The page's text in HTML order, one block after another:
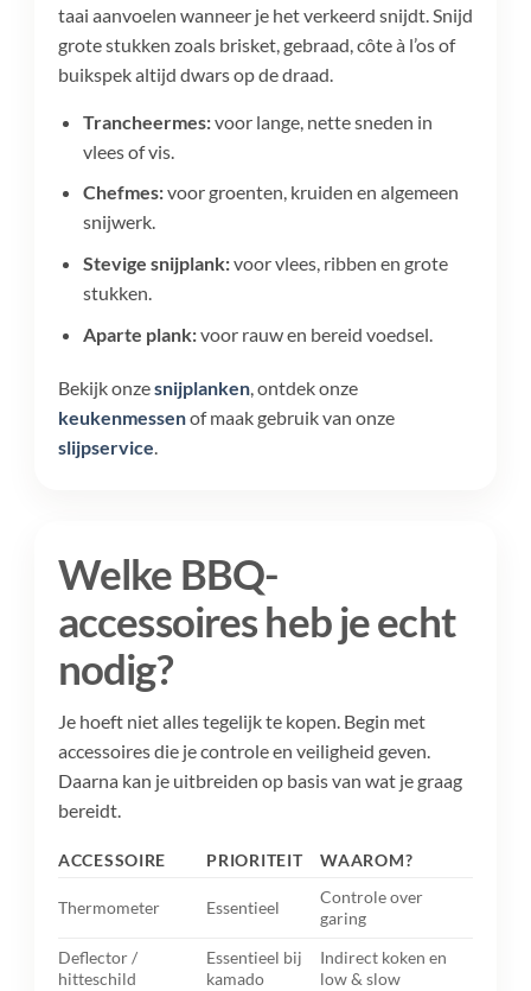
taai aanvoelen wanneer je het verkeerd snijdt. Snijd
grote stukken zoals brisket, gebraad, côte à l’os of
buikspek altijd dwars op de draad.
Trancheermes:voor lange, nette sneden in
vlees of vis.
Chefmes:voor groenten, kruiden en algemeen
snijwerk.
Stevige snijplank:voor vlees, ribben en grote
stukken.
Aparte plank:voor rauw en bereid voedsel.
Bekijk onzesnijplanken, ontdek onze
keukenmessenof maak gebruik van onze
slijpservice.
Welke BBQ-
accessoires heb je echt
nodig?
Je hoeft niet alles tegelijk te kopen. Begin met
accessoires die je controle en veiligheid geven.
Daarna kan je uitbreiden op basis van wat je graag
bereidt.
ACCESSOIRE PRIORITEIT WAAROM?
Thermometer Essentieel
Controle over
garing
Deflector /
hitteschild
Essentieel bij
kamado
Indirect koken en
low & slow